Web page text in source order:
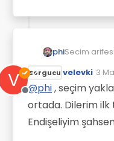
phiSecim
Onlara oy
Bunlarin
Bunlar
Bunlar
Bunlar
Cok yazik
Guzel
Lutfen oy
V
Çevrimdışı
Sorgucu velevki 3
Son
@phi, seçim
ortada. Dilerim ilk
Endişeliyim